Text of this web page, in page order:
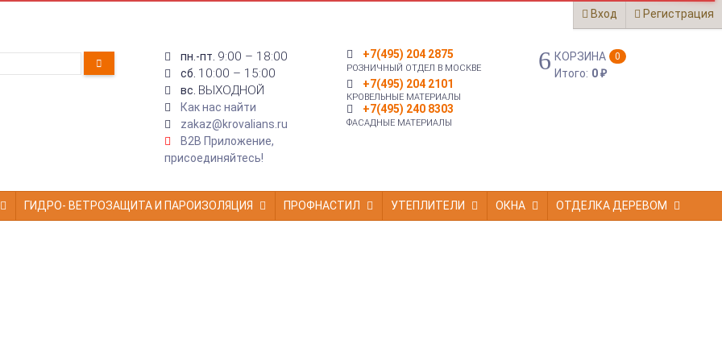
Вход Регистрация
пн.-пт. 9:00 – 18:00
сб. 10:00 – 15:00
вс. ВЫХОДНОЙ
Как нас найти
zakaz@krovalians.ru
B2B Приложение,
присоединяйтесь!
+7(495) 204 2875
РОЗНИЧНЫЙ ОТДЕЛ В МОСКВЕ
+7(495) 204 2101
КРОВЕЛЬНЫЕ МАТЕРИАЛЫ
+7(495) 240 8303
ФАСАДНЫЕ МАТЕРИАЛЫ
КОРЗИНА 0
Итого: 0₽
ГИДРО- ВЕТРОЗАЩИТА И ПАРОИЗОЛЯЦИЯ ПРОФНАСТИЛ УТЕПЛИТЕЛИ ОКНА ОТДЕЛКА ДЕРЕВОМ